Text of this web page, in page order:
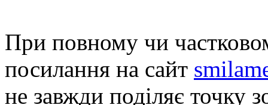
При повному чи
посилання на сайт
не завжди поділяє точку